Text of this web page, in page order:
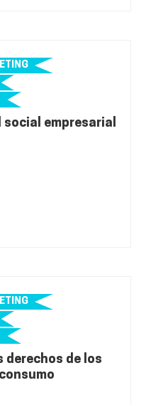
social empresarial
derechos de los